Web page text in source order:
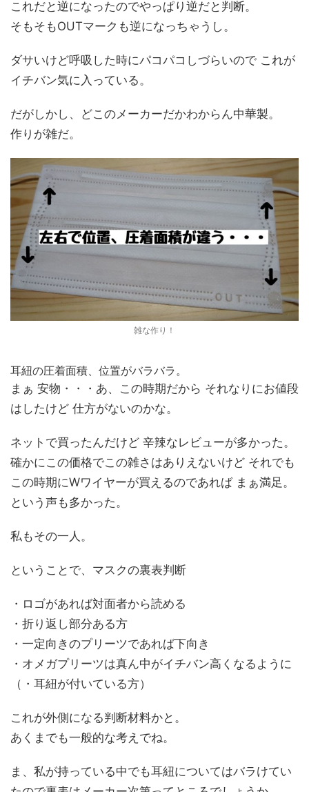
これだと逆になったのでやっぱり逆だと判断。
そもそもOUTマークも逆になっちゃうし。
ダサいけど呼吸した時にパコパコしづらいので これが
イチバン気に入っている。
だがしかし、どこのメーカーだかわからん中華製。
作りが雑だ。
雑な作り！
耳紐の圧着面積、位置がバラバラ。
まぁ 安物・・・あ、この時期だから それなりにお値段
はしたけど 仕方がないのかな。
ネットで買ったんだけど 辛辣なレビューが多かった。
確かにこの価格でこの雑さはありえないけど それでも
この時期にWワイヤーが買えるのであれば まぁ満足。
という声も多かった。
私もその一人。
ということで、マスクの裏表判断
・ロゴがあれば対面者から読める
・折り返し部分ある方
・一定向きのプリーツであれば下向き
・オメガプリーツは真ん中がイチバン高くなるように
（・耳紐が付いている方）
これが外側になる判断材料かと。
あくまでも一般的な考えでね。
ま、私が持っている中でも耳紐についてはバラけてい